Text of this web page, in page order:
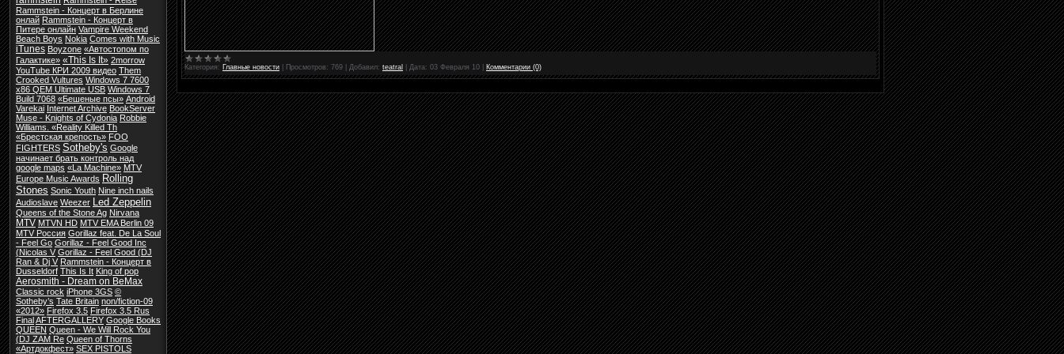
Rammstein - Концерт в Берлине
онлай Rammstein - Концерт в
Питере онлайн Vampire Weekend
Beach Boys Nokia Comes with Music
iTunes Boyzone «Автостопом по
Галактике» «This Is It» 2morrow
YouTube КРИ 2009 видео Them
Crooked Vultures Windows 7 7600
x86 QEM Ultimate USB Windows 7
Build 7068 «Бешеные псы» Android
Varekai Internet Archive BookServer
Muse - Knights of Cydonia Robbie
Williams. «Reality Killed Th
«Брестская крепость» FOO
FIGHTERS Sotheby's Google
начинает брать контроль над
google maps «La Machine» MTV
Europe Music Awards Rolling
Stones Sonic Youth Nine inch nails
Audioslave Weezer Led Zeppelin
Queens of the Stone Ag Nirvana
MTV MTVN HD MTV EMA Berlin 09
MTV Россия Gorillaz feat. De La Soul
- Feel Go Gorillaz - Feel Good Inc
(Nicolas V Gorillaz - Feel Good (DJ
Ran & Dj V Rammstein - Концерт в
Dusseldorf This Is It King of pop
Aerosmith - Dream on BeMax
Classic rock iPhone 3GS ©
Sotheby’s Tate Britain non/fiction-09
«2012» Firefox 3.5 Firefox 3.5 Rus
FinalAFTERGALLERY Google Books
QUEEN Queen - We Will Rock You
(DJ ZAM Re Queen of Thorns
«Артдокфест» SEX PISTOLS
Категория: Главные новости Просмотров: 769 Добавил: teatral Дата: 03 Февраля 10 Комментарии (0)